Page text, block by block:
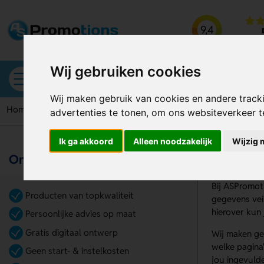
Wij gebruiken cookies
Wij maken gebruik van cookies en andere
advertenties te tonen, om ons websiteverkeer
Ik ga akkoord Alleen noodzakelijk Wijzig
9,4
Alle categorieën
Home Privacy Cookies
Bij
gegevens
hierover kun
Wij maken
welke
jou
Onze voordelen
Producten van topkwaliteit
Persoonlijke advies op maat
Gratis digitaal ontwerp
Geen start- & instelkosten